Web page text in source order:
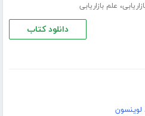
، علم بازاریابی
دانلود کتاب
لوینسون